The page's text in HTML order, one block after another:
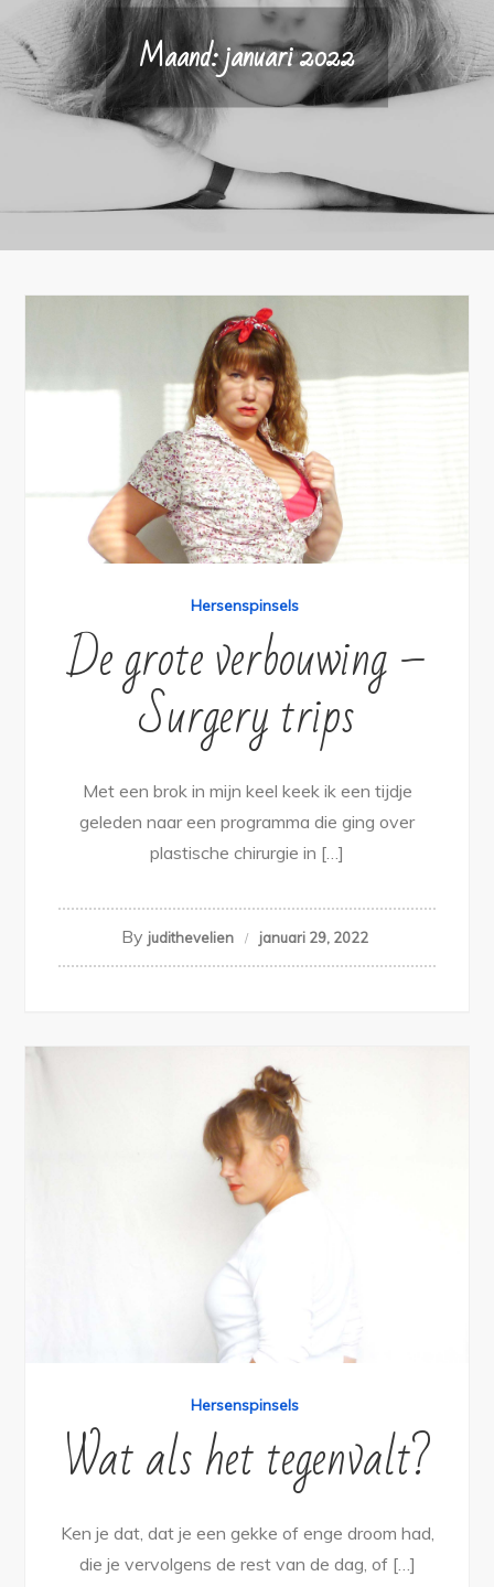
Maand:januari 2022
Hersenspinsels
De grote verbouwing –
Surgery trips
Met een brok in mijn keel keek ik een tijdje
geleden naar een programma die ging over
plastische chirurgie in […]
By judithevelien januari 29, 2022
Hersenspinsels
Wat als het tegenvalt?
Ken je dat, dat je een gekke of enge droom had,
die je vervolgens de rest van de dag, of […]